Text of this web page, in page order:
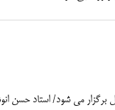
ساعت 9 صبح پنج شنبه در بابل برگزار می